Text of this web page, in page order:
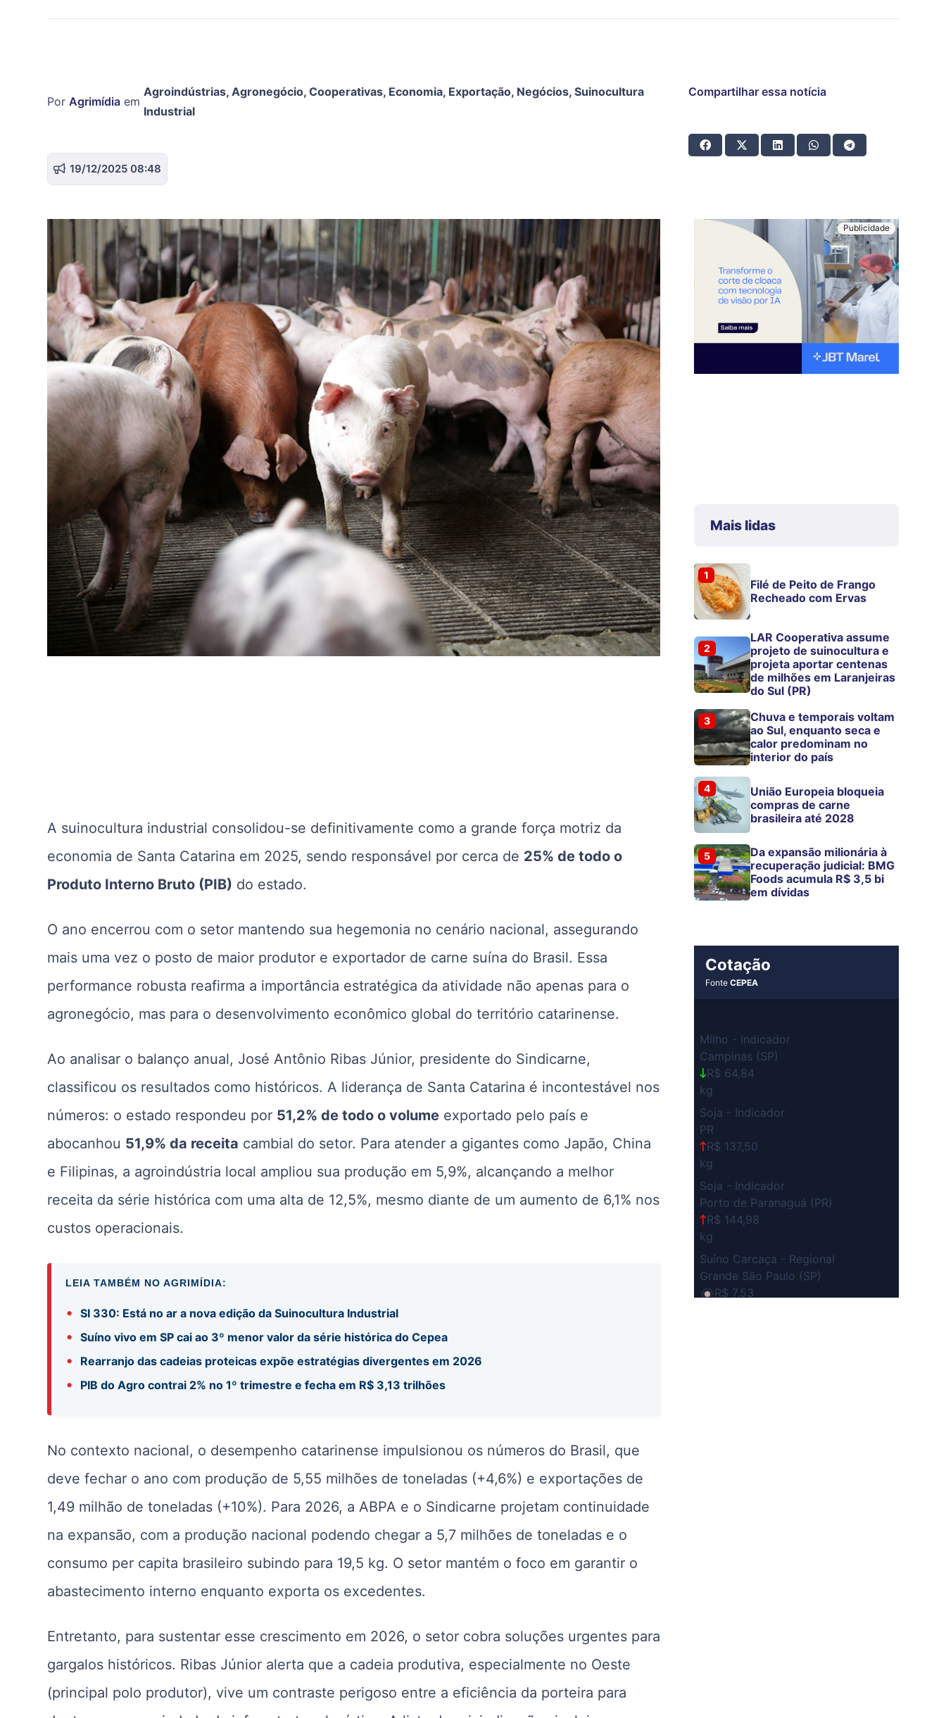
Por Agrimídia em
Agroindústrias, Agronegócio, Cooperativas, Economia, Exportação, Negócios, Suinocultura
Industrial
19/12/2025 08:48
Compartilhar essa notícia
A suinocultura industrial consolidou-se definitivamente como a grande força motriz da
economia de Santa Catarina em 2025, sendo responsável por cerca de 25% de todo o
Produto Interno Bruto (PIB) do estado.
O ano encerrou com o setor mantendo sua hegemonia no cenário nacional, assegurando
mais uma vez o posto de maior produtor e exportador de carne suína do Brasil. Essa
performance robusta reafirma a importância estratégica da atividade não apenas para o
agronegócio, mas para o desenvolvimento econômico global do território catarinense.
Ao analisar o balanço anual, José Antônio Ribas Júnior, presidente do Sindicarne,
classificou os resultados como históricos. A liderança de Santa Catarina é incontestável nos
números: o estado respondeu por 51,2% de todo o volume exportado pelo país e
abocanhou 51,9% da receita cambial do setor. Para atender a gigantes como Japão, China
e Filipinas, a agroindústria local ampliou sua produção em 5,9%, alcançando a melhor
receita da série histórica com uma alta de 12,5%, mesmo diante de um aumento de 6,1% nos
custos operacionais.
LEIA TAMBÉM NO AGRIMÍDIA:
• SI 330: Está no ar a nova edição da Suinocultura Industrial
• Suíno vivo em SP cai ao 3º menor valor da série histórica do Cepea
• Rearranjo das cadeias proteicas expõe estratégias divergentes em 2026
• PIB do Agro contrai 2% no 1º trimestre e fecha em R$ 3,13 trilhões
No contexto nacional, o desempenho catarinense impulsionou os números do Brasil, que
deve fechar o ano com produção de 5,55 milhões de toneladas (+4,6%) e exportações de
1,49 milhão de toneladas (+10%). Para 2026, a ABPA e o Sindicarne projetam continuidade
na expansão, com a produção nacional podendo chegar a 5,7 milhões de toneladas e o
consumo per capita brasileiro subindo para 19,5 kg. O setor mantém o foco em garantir o
abastecimento interno enquanto exporta os excedentes.
Entretanto, para sustentar esse crescimento em 2026, o setor cobra soluções urgentes para
gargalos históricos. Ribas Júnior alerta que a cadeia produtiva, especialmente no Oeste
(principal polo produtor), vive um contraste perigoso entre a eficiência da porteira para
Mais lidas
1
Filé de Peito de Frango
Recheado com Ervas
2
LAR Cooperativa assume
projeto de suinocultura e
projeta aportar centenas
de milhões em Laranjeiras
do Sul (PR)
3
Chuva e temporais voltam
ao Sul, enquanto seca e
calor predominam no
interior do país
4
União Europeia bloqueia
compras de carne
brasileira até 2028
5
Da expansão milionária à
recuperação judicial: BMG
Foods acumula R$ 3,5 bi
em dívidas
Cotação
FonteCEPEA
Milho - Indicador
Campinas (SP)
R$ 64,84
kg
Soja - Indicador
PR
R$ 137,50
kg
Soja - Indicador
Porto de Paranaguá (PR)
R$ 144,98
kg
Suíno Carcaça - Regional
Grande São Paulo (SP)
R$ 7,53